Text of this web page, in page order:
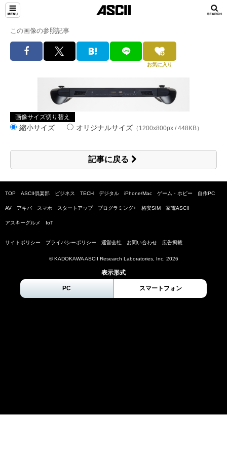
この画像の参照記事
お気に入り
画像サイズ切り替え
縮小サイズ オリジナルサイズ （1200x800px / 448KB）
記事に戻る
TOP ASCII倶楽部 ビジネス TECH デジタル iPhone/Mac ゲーム・ホビー 自作PC
AV アキバ スマホ スタートアップ プログラミング+ 格安SIM 家電ASCII
アスキーグルメ IoT
サイトポリシー プライバシーポリシー 運営会社 お問い合わせ 広告掲載
© KADOKAWA ASCII Research Laboratories, Inc. 2026
表示形式
PC スマートフォン